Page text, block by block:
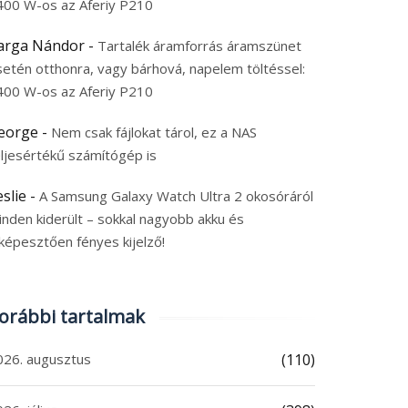
rajt nélkül már
a 7500 mAh-s
és drága
augusztus 8.
augusztus 2026 | 0
akkumulátor
2026. augusztus 7.
7 augusztus 2026
W-os az Aferiy P210
Nándor - Tartalék áramforrás áramszünet
otthonra, vagy bárhová, napelem töltéssel:
W-os az Aferiy P210
- Nem csak fájlokat tárol, ez a NAS
számítógép is
- A Samsung Galaxy Watch Ultra 2 okosóráról
kiderült – sokkal nagyobb akku és
fényes kijelző!
tartalmak
augusztus (110)